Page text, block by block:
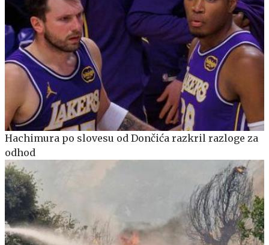
Hachimura po slovesu od Dončića razkril razloge za
odhod